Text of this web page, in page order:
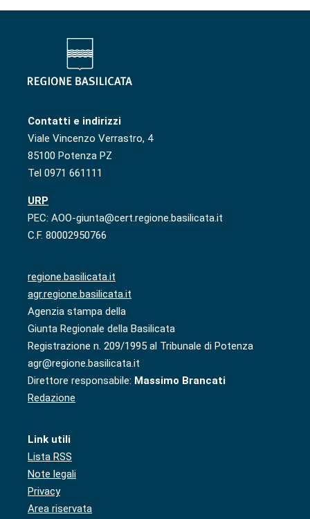
Contatti e indirizzi
Viale Vincenzo Verrastro, 4
85100 Potenza PZ
Tel 0971 661111
URP
PEC: AOO-giunta@cert.regione.basilicata.it
C.F. 80002950766
regione.basilicata.it
agr.regione.basilicata.it
Agenzia stampa della
Giunta Regionale della Basilicata
Registrazione n. 209/1995 al Tribunale di Potenza
agr@regione.basilicata.it
Direttore responsabile: Massimo Brancati
Redazione
Link utili
Lista RSS
Note legali
Privacy
Area riservata